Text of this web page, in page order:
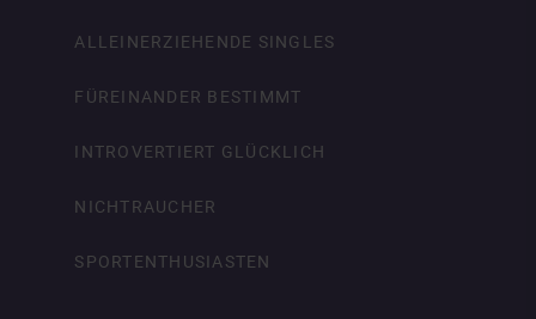
ALLEINERZIEHENDE SINGLES
FÜREINANDER BESTIMMT
INTROVERTIERT GLÜCKLICH
NICHTRAUCHER
SPORTENTHUSIASTEN